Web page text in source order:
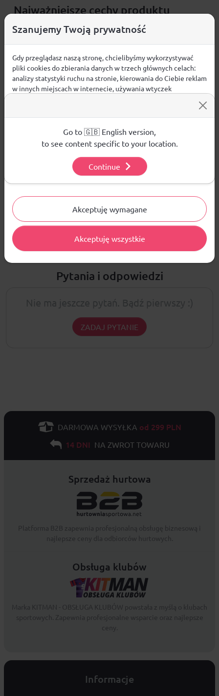
Najważniejsze cechy produktu
100% bawełnazapewniająca miękkość i
fason i dobre dopasowanie,
regulacja obwodu na rzep umożliwiająca szybkie
dopasowanie rozmiaru,
Opinie
Nie ma jeszcze żadnej recenzji produktu
Pytania i odpowiedzi
ZADAJ PYTANIE
DARMOWA WYSYŁKA od 299 PLN
14 DNI NA ZWROT TOWARU
Sprzedaż hurtowa
Obsługa klubów
Informacje
Szanujemy Twoją prywatność
Gdy przeglądasz naszą stronę, chcielibyśmy wykorzystywać
pliki cookies do zbierania danych w trzech głównych celach:
analizy statystyki ruchu na stronie, kierowania do Ciebie reklam
w innych miejscach w internecie, używania wtyczek
używanych plików cookies.
Aby dowiedzieć się więcej o plikach cookie i tym, jak
wykorzystujemy Twoje dane, odwiedź naszą Polityką
Akceptuję wymagane
Akceptuję wszystkie
Go to 🇬🇧 English version,
to see content specific to your location.
Continue